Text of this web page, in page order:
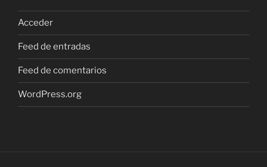
Acceder
Feed de entradas
Feed de comentarios
WordPress.org